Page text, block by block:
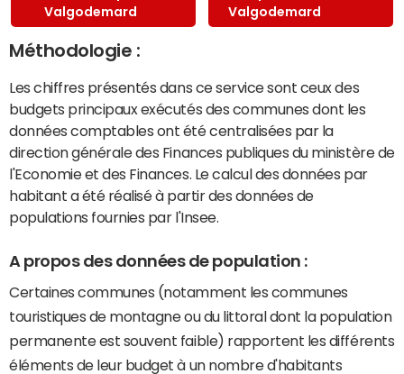
Valgodemard
Valgodemard
Méthodologie :
Les chiffres présentés dans ce service sont ceux des
budgets principaux exécutés des communes dont les
données comptables ont été centralisées par la
direction générale des Finances publiques du ministère de
l'Economie et des Finances. Le calcul des données par
habitant a été réalisé à partir des données de
populations fournies par l'Insee.
A propos des données de population :
Certaines communes (notamment les communes
touristiques de montagne ou du littoral dont la population
permanente est souvent faible) rapportent les différents
éléments de leur budget à un nombre d'habitants